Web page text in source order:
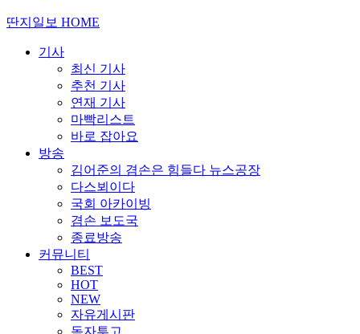
딴지일보 HOME
기사
최신 기사
추천 기사
연재 기사
마빡리스트
바로 잡아요
방송
김어준의 겸손은 힘들다 뉴스공장
다스뵈이다
국회 아카이빙
겸손 보도국
종료방송
커뮤니티
BEST
HOT
NEW
자유게시판
독자투고